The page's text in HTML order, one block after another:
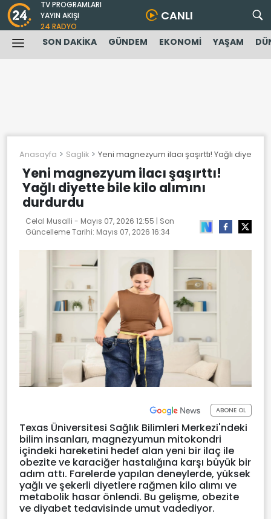
TV PROGRAMLARI
YAYIN AKIŞI
24 RADYO
CANLI
SON DAKİKA GÜNDEM EKONOMİ YAŞAM
Anasayfa Saglik Yeni magnezyum ilacı şaşırttı! Yağlı diyette
Yeni magnezyum ilacı şaşırttı!
Yağlı diyette bile kilo alımını
durdurdu
Celal Musalli - Mayıs 07, 2026 12:55 | Son
Güncelleme Tarihi: Mayıs 07, 2026 16:34
ABONE OL
Texas Üniversitesi Sağlık Bilimleri Merkezi'ndeki
bilim insanları, magnezyumun mitokondri
içindeki hareketini hedef alan yeni bir ilaç ile
obezite ve karaciğer hastalığına karşı büyük bir
adım attı. Farelerde yapılan deneylerde, yüksek
yağlı ve şekerli diyetlere rağmen kilo alımı ve
metabolik hasar önlendi. Bu gelişme, obezite
ve diyabet tedavisinde umut vadediyor.